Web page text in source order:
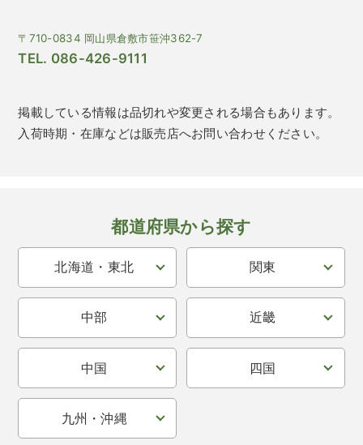
〒710-0834 岡山県倉敷市笹沖362-7
TEL. 086-426-9111
掲載している情報は品切れや変更される場合もあります。
入荷時期・在庫などは販売店へお問い合わせください。
都道府県から探す
北海道・東北 関東
中部 近畿
中国 四国
九州・沖縄